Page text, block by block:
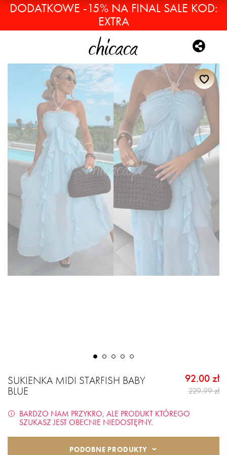
DODATKOWE -15% NA FINAL SALE KOD:
EXTRA
SUKIENKA MIDI STARFISH BABY
BLUE
92.00 zł
229.99 zł
BARDZO NAM PRZYKRO, ALE PRODUKT KTÓREGO
SZUKASZ JEST OBECNIE NIEDOSTĘPNY.
PODOBNE PRODUKTY